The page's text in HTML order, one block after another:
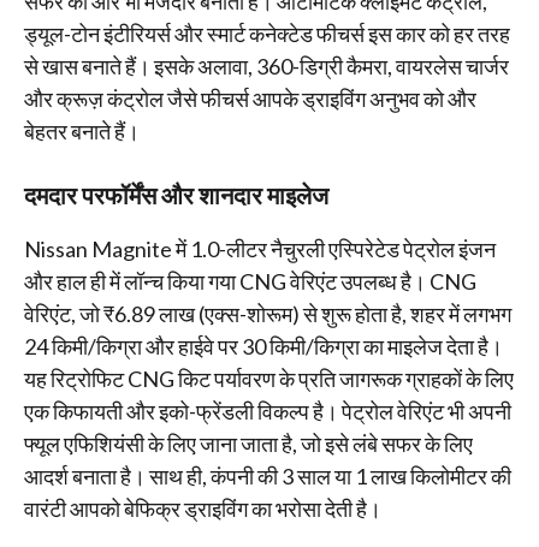
ड्यूल-टोन इंटीरियर्स और स्मार्ट कनेक्टेड फीचर्स इस कार को हर तरह
से खास बनाते हैं। इसके अलावा, 360-डिग्री कैमरा, वायरलेस चार्जर
और क्रूज़ कंट्रोल जैसे फीचर्स आपके ड्राइविंग अनुभव को और
बेहतर बनाते हैं।
दमदार परफॉर्मेंस और शानदार माइलेज
Nissan Magnite में 1.0-लीटर नैचुरली एस्पिरेटेड पेट्रोल इंजन
और हाल ही में लॉन्च किया गया CNG वेरिएंट उपलब्ध है। CNG
वेरिएंट, जो ₹6.89 लाख (एक्स-शोरूम) से शुरू होता है, शहर में लगभग
24 किमी/किग्रा और हाईवे पर 30 किमी/किग्रा का माइलेज देता है।
यह रिट्रोफिट CNG किट पर्यावरण के प्रति जागरूक ग्राहकों के लिए
एक किफायती और इको-फ्रेंडली विकल्प है। पेट्रोल वेरिएंट भी अपनी
फ्यूल एफिशियंसी के लिए जाना जाता है, जो इसे लंबे सफर के लिए
आदर्श बनाता है। साथ ही, कंपनी की 3 साल या 1 लाख किलोमीटर की
वारंटी आपको बेफिक्र ड्राइविंग का भरोसा देती है।